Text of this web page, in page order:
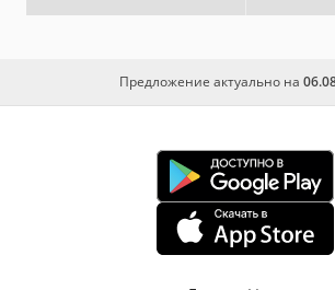
Предложение актуально на